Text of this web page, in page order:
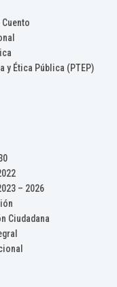
y Ética Pública (PTEP)
– 2026
Ciudadana